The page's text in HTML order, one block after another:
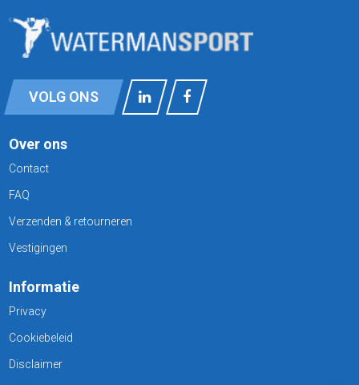
VOLG ONS
Over ons
Contact
FAQ
Verzenden & retourneren
Vestigingen
Informatie
Privacy
Cookiebeleid
Disclaimer